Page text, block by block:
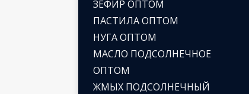
ЗЕФИР ОПТОМ
ПАСТИЛА ОПТОМ
НУГА ОПТОМ
МАСЛО ПОДСОЛНЕЧНОЕ
ОПТОМ
ЖМЫХ ПОДСОЛНЕЧНЫЙ